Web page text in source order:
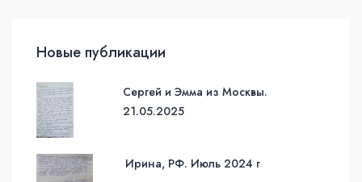
Новые публикации
Сергей и Эмма из Москвы.
21.05.2025
Ирина, РФ. Июль 2024 г